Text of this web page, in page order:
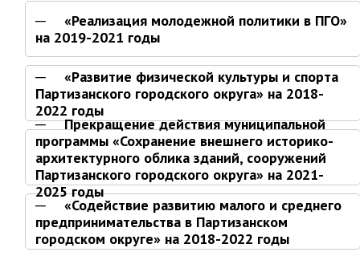
Отдел по учёту и переселению
граждан
Управление образования
Управление образования
Управление ЖКК
Об управлении
Плановые проверки
Городские диспетчерские
службы
«Реализация молодежной политики в ПГО»
на 2019-2021 годы
«Развитие физической культуры и спорта
Партизанского городского округа» на 2018-
2022 годы
Прекращение действия муниципальной
программы «Сохранение внешнего историко-
архитектурного облика зданий, сооружений
Партизанского городского округа» на 2021-
2025 годы
«Содействие развитию малого и среднего
предпринимательства в Партизанском
городском округе» на 2018-2022 годы